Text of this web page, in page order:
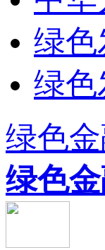
绿色
绿色
绿色
绿色